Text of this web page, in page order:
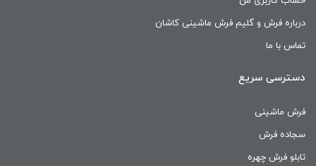
درباره فرش و گلیم فرش ماشینی کاشان
تماس با ما
دسترسی سریع
فرش ماشینی
سجاده فرش
تابلو فرش چهره